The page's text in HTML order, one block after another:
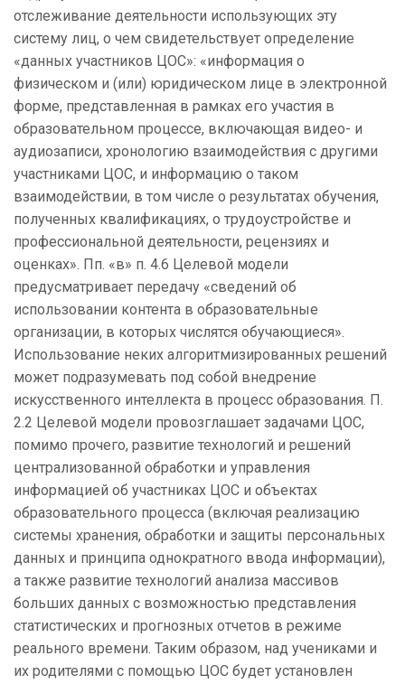
отслеживание деятельности использующих эту
систему лиц, о чем свидетельствует определение
«данных участников ЦОС»: «информация о
физическом и (или) юридическом лице в электронной
форме, представленная в рамках его участия в
образовательном процессе, включающая видео- и
аудиозаписи, хронологию взаимодействия с другими
участниками ЦОС, и информацию о таком
взаимодействии, в том числе о результатах обучения,
полученных квалификациях, о трудоустройстве и
профессиональной деятельности, рецензиях и
оценках». Пп. «в» п. 4.6 Целевой модели
предусматривает передачу «сведений об
использовании контента в образовательные
организации, в которых числятся обучающиеся».
Использование неких алгоритмизированных решений
может подразумевать под собой внедрение
искусственного интеллекта в процесс образования. П.
2.2 Целевой модели провозглашает задачами ЦОС,
помимо прочего, развитие технологий и решений
централизованной обработки и управления
информацией об участниках ЦОС и объектах
образовательного процесса (включая реализацию
системы хранения, обработки и защиты персональных
данных и принципа однократного ввода информации),
а также развитие технологий анализа массивов
больших данных с возможностью представления
статистических и прогнозных отчетов в режиме
реального времени. Таким образом, над учениками и
их родителями с помощью ЦОС будет установлен